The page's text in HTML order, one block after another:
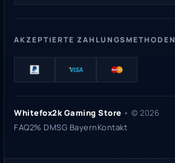
AKZEPTIERTE ZAHLUNGSMETHODEN
Whitefox2k Gaming Store • © 2026
FAQ2% DMSG BayernKontakt